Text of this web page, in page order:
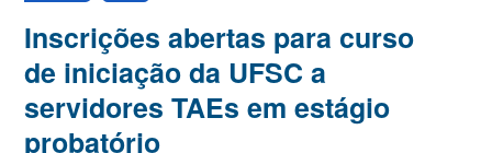
Inscrições abertas para curso
de iniciação da UFSC a
servidores TAEs em estágio
probatório